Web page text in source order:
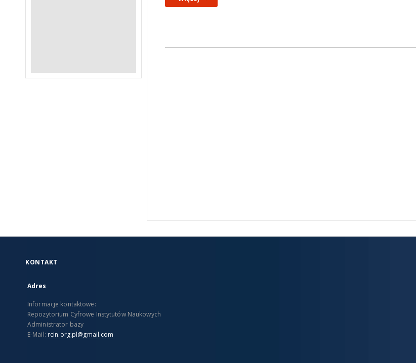
KONTAKT
Adres
Informacje kontaktowe:
Repozytorium Cyfrowe Instytutów Naukowych
Administrator bazy
E-Mail: rcin.org.pl@gmail.com